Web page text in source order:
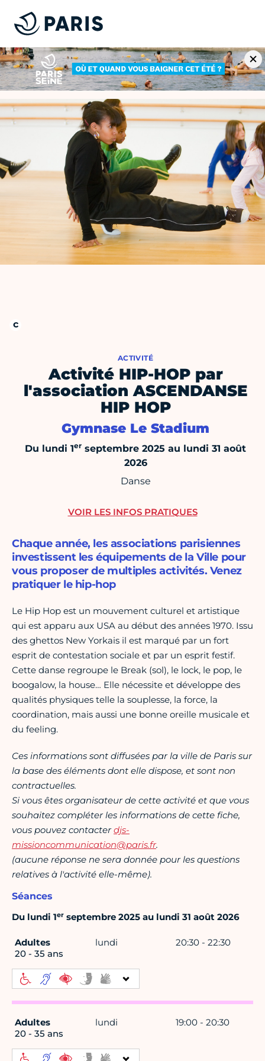
ACTIVITÉ
Activité HIP-HOP par
l'association ASCENDANSE
HIP HOP
Gymnase Le Stadium
Du lundi 1er septembre 2025 au lundi 31 août
2026
Danse
Chaque année, les associations parisiennes
investissent les équipements de la Ville pour
vous proposer de multiples activités. Venez
pratiquer le hip-hop
Le Hip Hop est un mouvement culturel et artistique
qui est apparu aux USA au début des années 1970. Issu
des ghettos New Yorkais il est marqué par un fort
esprit de contestation sociale et par un esprit festif.
Cette danse regroupe le Break (sol), le lock, le pop, le
boogalow, la house… Elle nécessite et développe des
qualités physiques telle la souplesse, la force, la
coordination, mais aussi une bonne oreille musicale et
du feeling.
Ces informations sont diffusées par la ville de Paris sur
la base des éléments dont elle dispose, et sont non
contractuelles.
Si vous êtes organisateur de cette activité et que vous
souhaitez compléter les informations de cette fiche,
vous pouvez contacterdjs-
missioncommunication@paris.fr.
(aucune réponse ne sera donnée pour les questions
relatives à l'activité elle-même).
Séances
Du lundi 1er septembre 2025 au lundi 31 août 2026
Adultes
20 - 35 ans
lundi 20:30 - 22:30
Adultes
20 - 35 ans
lundi 19:00 - 20:30
VOIR LES INFOS PRATIQUES